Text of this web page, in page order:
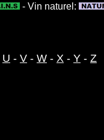
- Vin naturel:
U - V - W - X - Y - Z